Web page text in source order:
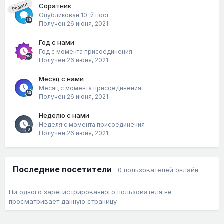
Редкий Соратник
Опубликован 10-й пост
Получен 26 июня, 2021
Год с нами
Год с момента присоединения
Получен 26 июня, 2021
Месяц с нами
Месяц с момента присоединения
Получен 26 июня, 2021
Неделю с нами
Неделя с момента присоединения
Получен 26 июня, 2021
Последние посетители 0 пользователей онлайн
Ни одного зарегистрированного пользователя не
просматривает данную страницу